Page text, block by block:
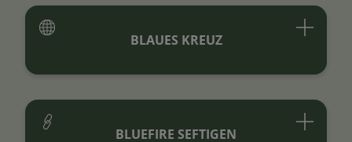
BLAUES KREUZ
BLUEFIRE SEFTIGEN